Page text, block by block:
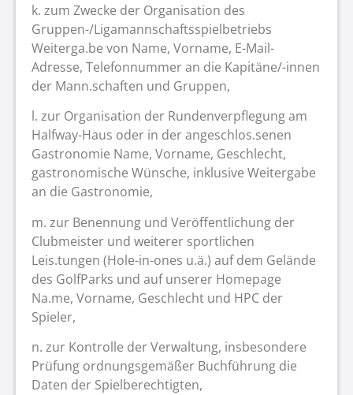
k. zum Zwecke der Organisation des
Gruppen-/Ligamannschaftsspielbetriebs
Weiterga.be von Name, Vorname, E-Mail-
Adresse, Telefonnummer an die Kapitäne/-innen
der Mann.schaften und Gruppen,
l. zur Organisation der Rundenverpflegung am
Halfway-Haus oder in der angeschlos.senen
Gastronomie Name, Vorname, Geschlecht,
gastronomische Wünsche, inklusive Weitergabe
an die Gastronomie,
m. zur Benennung und Veröffentlichung der
Clubmeister und weiterer sportlichen
Leis.tungen (Hole-in-ones u.ä.) auf dem Gelände
des GolfParks und auf unserer Homepage
Na.me, Vorname, Geschlecht und HPC der
Spieler,
n. zur Kontrolle der Verwaltung, insbesondere
Prüfung ordnungsgemäßer Buchführung die
Daten der Spielberechtigten,